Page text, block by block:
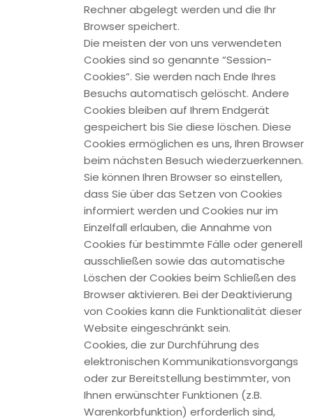
Die Verarbeitung der bei der Registrierung eingegebenen
Daten erfolgt auf Grundlage Ihrer Einwilligung (Art. 6 Abs. 1 lit.
a DSGVO). Sie können eine von Ihnen erteilte Einwilligung
jederzeit widerrufen. Dazu reicht eine formlose Mitteilung
per E-Mail an uns. Die Rechtmäßigkeit der bereits erfolgten
Datenverarbeitung bleibt vom Widerruf unberührt.
Die bei der Registrierung erfassten Daten werden von uns
gespeichert, solange Sie auf unserer Website registriert
sind und werden anschließend gelöscht. Gesetzliche
Aufbewahrungsfristen bleiben unberührt.
Kommentarfunktion auf dieser Website
Für die Kommentarfunktion auf dieser Seite werden neben
Ihrem Kommentar auch Angaben zum Zeitpunkt der
Erstellung des Kommentars, Ihre E-Mail-Adresse und, wenn
Sie nicht anonym posten, der von Ihnen gewählte
Nutzername gespeichert.
Speicherung der IP-Adresse
Unsere Kommentarfunktion speichert die IP-Adressen der
Nutzer, die Kommentare verfassen. Da wir Kommentare auf
unserer Seite nicht vor der Freischaltung prüfen, benötigen
wir diese Daten, um im Falle von Rechtsverletzungen wie
Beleidigungen oder Propaganda gegen den Verfasser
vorgehen zu können.
Abonnieren von Kommentaren
Als Nutzer der Seite können Sie nach einer Anmeldung